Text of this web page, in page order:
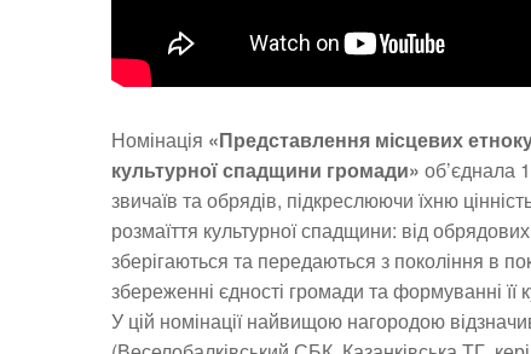
Номінація «Представлення місцевих
культурної спадщини громади» об’єднала
звичаїв та обрядів, підкреслюючи їхню
розмаїття культурної спадщини: від
зберігаються та передаються з покоління в
збереженні єдності громади та формуванні її
У цій номінації найвищою нагородою